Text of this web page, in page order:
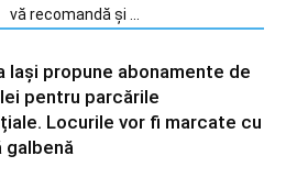
vă recomandă și ...
Iași propune abonamente de
pentru parcările
Locurile vor fi marcate cu
galbenă